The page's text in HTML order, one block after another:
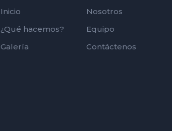
Inicio
Nosotros
¿Qué hacemos?
Equipo
Galería
Contáctenos